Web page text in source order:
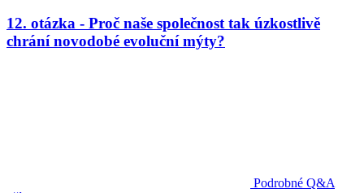
12. otázka - Proč naše společnost tak úzkostlivě
chrání novodobé evoluční mýty?
Podrobné Q&A